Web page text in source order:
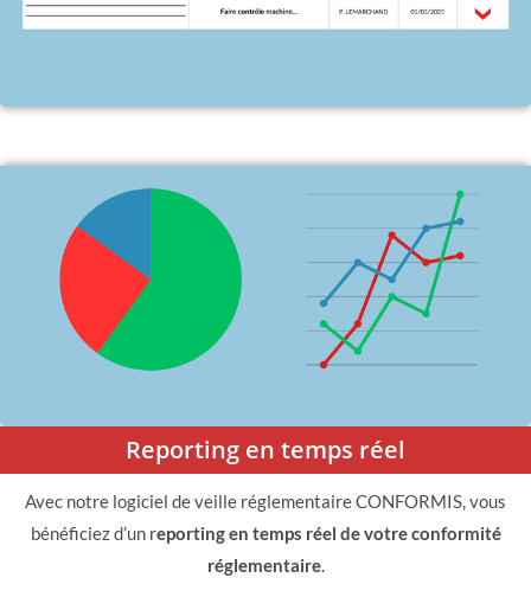
Reporting en temps réel
Avec notre logiciel de veille réglementaire CONFORMIS, vous
bénéficiez d’un reporting en temps réel de votre conformité
réglementaire.